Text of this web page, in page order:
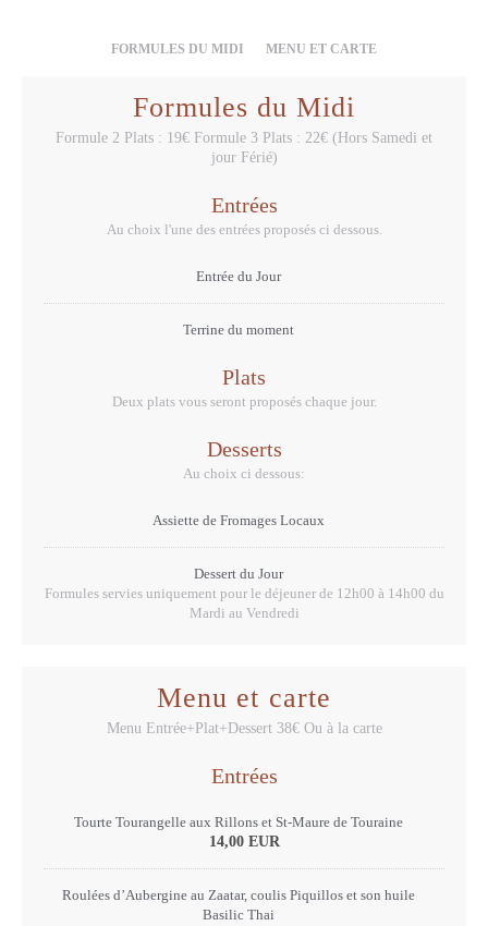
FORMULES DU MIDI MENU ET CARTE
Formules du Midi
Formule 2 Plats : 19€ Formule 3 Plats : 22€ (Hors Samedi et
jour Férié)
Entrées
Au choix l'une des entrées proposés ci dessous.
Entrée du Jour
Terrine du moment
Plats
Deux plats vous seront proposés chaque jour.
Desserts
Au choix ci dessous:
Assiette de Fromages Locaux
Dessert du Jour
Formules servies uniquement pour le déjeuner de 12h00 à 14h00 du
Mardi au Vendredi
Menu et carte
Menu Entrée+Plat+Dessert 38€ Ou à la carte
Entrées
Tourte Tourangelle aux Rillons et St-Maure de Touraine
14,00 EUR
Roulées d’Aubergine au Zaatar, coulis Piquillos et son huile
Basilic Thai